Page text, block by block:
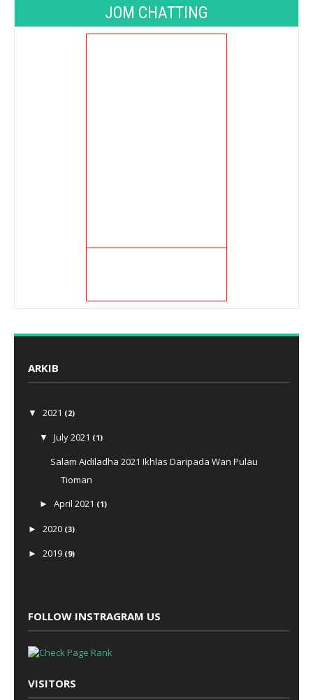
JOM CHATTING
ARKIB
▼ 2021 (2)
▼ July 2021 (1)
Salam Aidiladha 2021 Ikhlas Daripada Wan Pulau
Tioman
► April 2021 (1)
► 2020 (3)
► 2019 (9)
2016
►2014 (1)
FOLLOW INSTRAGRAM US
VISITORS